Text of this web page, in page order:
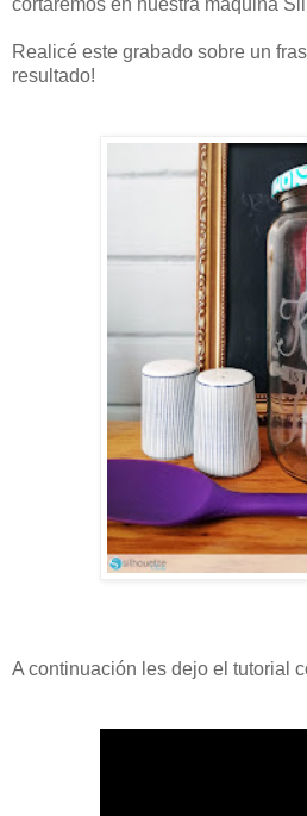
Realicé este grabado sobre un
resultado!
A continuación les dejo el tutorial